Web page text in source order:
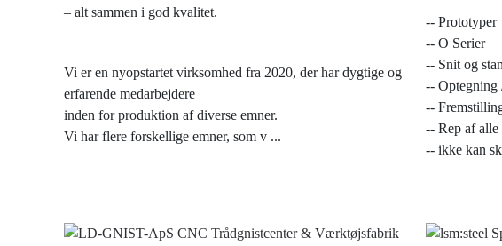
– alt sammen i god kvalitet.
Vi er en nyopstartet virksomhed fra 2020, der har dygtige og
erfarende medarbejdere
inden for produktion af diverse emner.
Vi har flere forskellige emner, som v ...
-- Prototyper
-- O Serier
-- Snit og
--
--
-- Rep af alle
-- ikke kan